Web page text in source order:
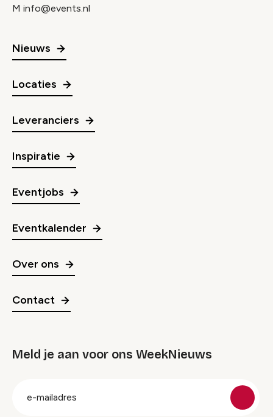
M info@events.nl
Nieuws
Locaties
Leveranciers
Inspiratie
Eventjobs
Eventkalender
Over ons
Contact
Meld je aan voor ons WeekNieuws